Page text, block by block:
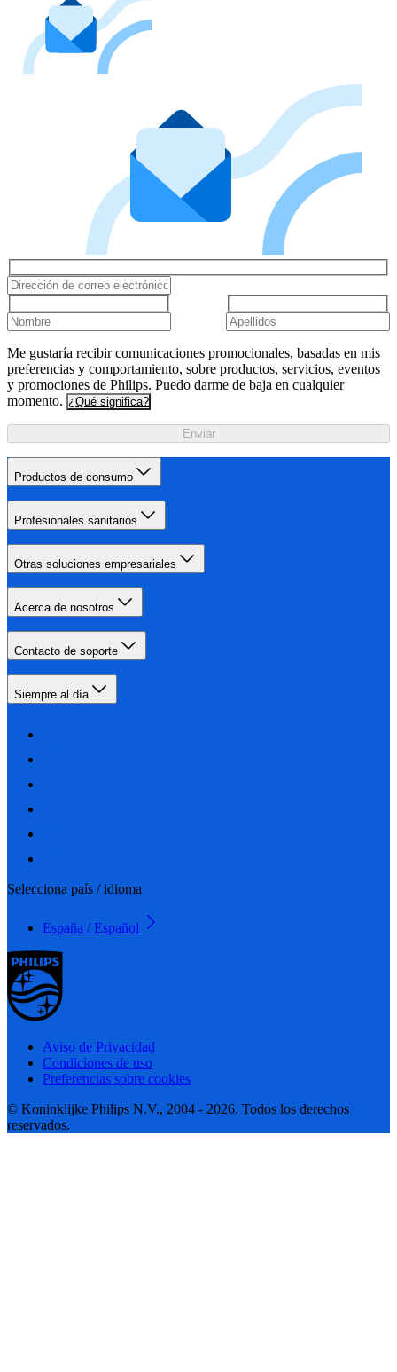
Me gustaría recibir comunicaciones promocionales, basadas en mis
preferencias y comportamiento, sobre productos, servicios, eventos
y promociones de Philips. Puedo darme de baja en cualquier
momento. ¿Qué significa?
Enviar
Productos de consumo
Profesionales sanitarios
Otras soluciones empresariales
Acerca de nosotros
Contacto de soporte
Siempre al día
Selecciona país / idioma
España / Español
Aviso de Privacidad
Condiciones de uso
Preferencias sobre cookies
© Koninklijke Philips N.V., 2004 - 2026. Todos los derechos
reservados.